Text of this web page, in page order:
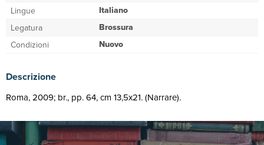
Lingue Italiano
Legatura Brossura
Condizioni Nuovo
Descrizione
Roma, 2009; br., pp. 64, cm 13,5x21. (Narrare).